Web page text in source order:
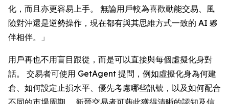
化，而且亦更容易上手。 無論用戶較為喜歡動能交易、風
險對沖還是逆勢操作，現在都有與其思維方式一致的 AI 夥
伴相伴。」
用戶再也不用盲目跟從，而是可以直接與每個虛擬化身對
話。 交易者可使用 GetAgent 提問，例如虛擬化身為何建
倉、如何設定止損水平、優先考慮哪些訊號，以及如何配合
不同的市場周期。 新晉交易者可藉此獲得清晰的認知及信